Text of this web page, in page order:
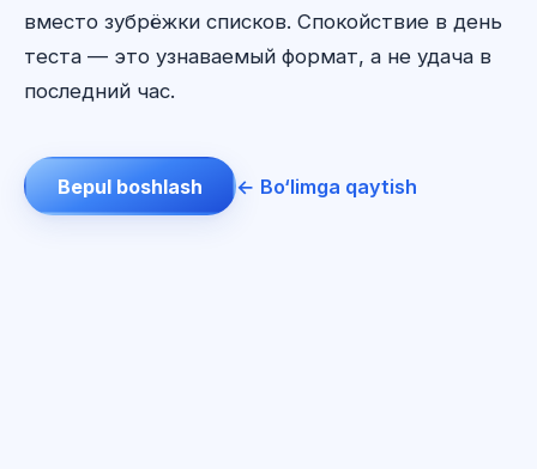
вместо зубрёжки списков. Спокойствие в день
теста — это узнаваемый формат, а не удача в
последний час.
Bepul boshlash ← Bo‘limga qaytish